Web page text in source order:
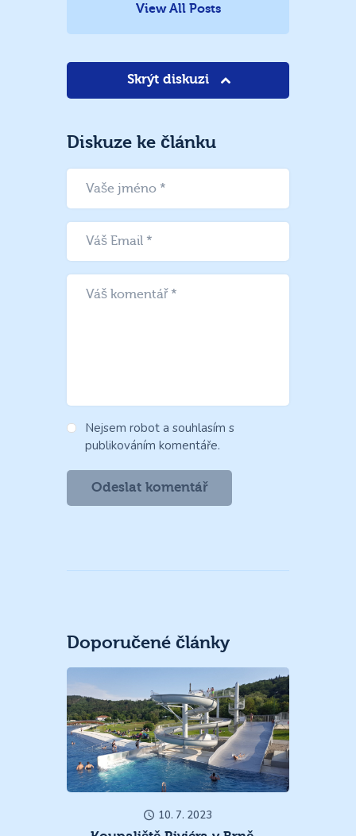
View All Posts
Skrýt diskuzi
Diskuze ke článku
Nejsem robot a souhlasím s
publikováním komentáře.
Doporučené články
10. 7. 2023